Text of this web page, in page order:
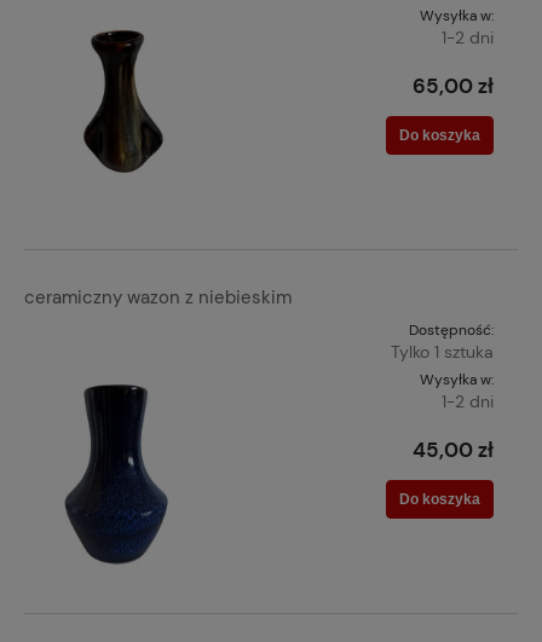
Wysyłka w:
1-2 dni
65,00 zł
Do koszyka
ceramiczny wazon z niebieskim
Dostępność:
Tylko 1 sztuka
Wysyłka w:
1-2 dni
45,00 zł
Do koszyka